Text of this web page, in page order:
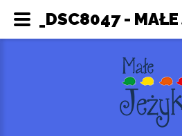
_DSC8047 -